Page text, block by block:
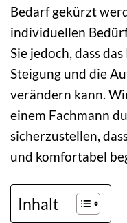
Bedarf gekürzt
individuellen
Sie jedoch, dass
Steigung und die
verändern kann.
einem Fachmann
sicherzustellen,
und komfortabel
Inhalt